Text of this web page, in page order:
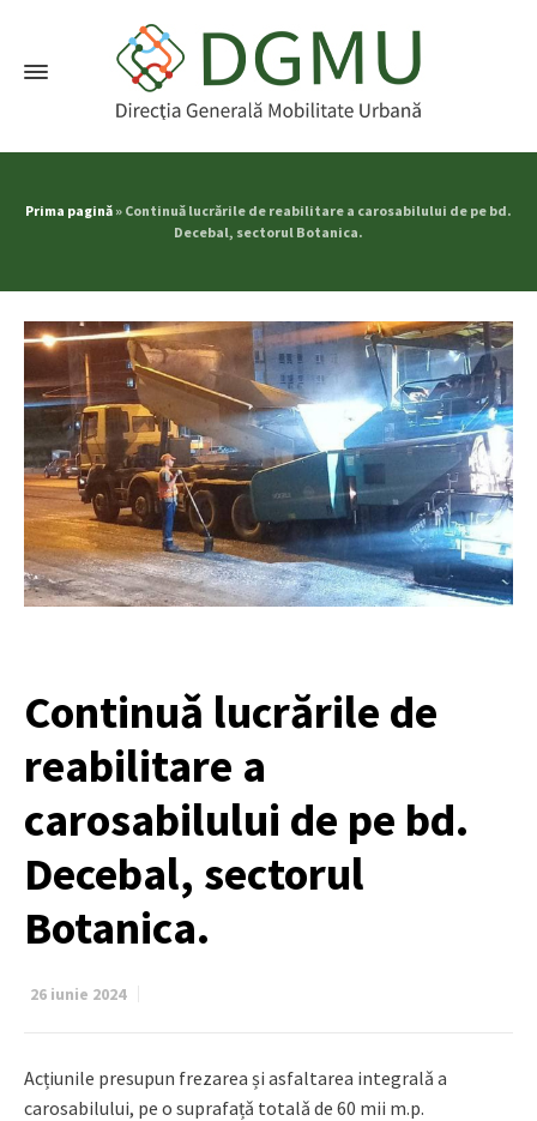
Prima pagină » Continuǎ lucrările de reabilitare a carosabilului de pe bd.
Decebal, sectorul Botanica.
Continuǎ lucrările de
reabilitare a
carosabilului de pe bd.
Decebal, sectorul
Botanica.
26 iunie 2024
Acțiunile presupun frezarea și asfaltarea integralǎ a
carosabilului, pe o suprafațǎ totalǎ de 60 mii m.p.